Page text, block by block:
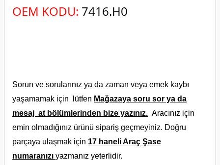
OEM KODU: 7416.H0
Sorun ve sorularınız ya da zaman veya emek kaybı
yaşamamak için lütfen Mağazaya soru sor ya da
mesaj at bölümlerinden bize yazınız. Aracınız için
emin olmadığınız ürünü sipariş geçmeyiniz. Doğru
parçaya ulaşmak için 17 haneli Araç Şase
numaranızı yazmanız yeterlidir.